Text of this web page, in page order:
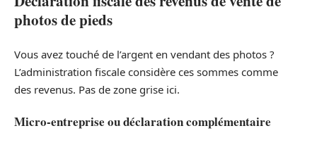
photos de pieds
Vous avez touché de l’argent en vendant des photos ?
L’administration fiscale considère ces sommes comme
des revenus. Pas de zone grise ici.
Micro-entreprise ou déclaration complémentaire